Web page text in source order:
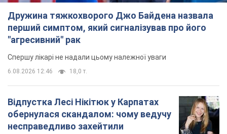
Дружина тяжкохворого Джо Байдена назвала
перший симптом, який сигналізував про його
"агресивний" рак
Спершу лікарі не надали цьому належної уваги
6.08.2026 12:46 18,0 т.
Відпустка Лесі Нікітюк у Карпатах
обернулася скандалом: чому ведучу
несправедливо захейтили